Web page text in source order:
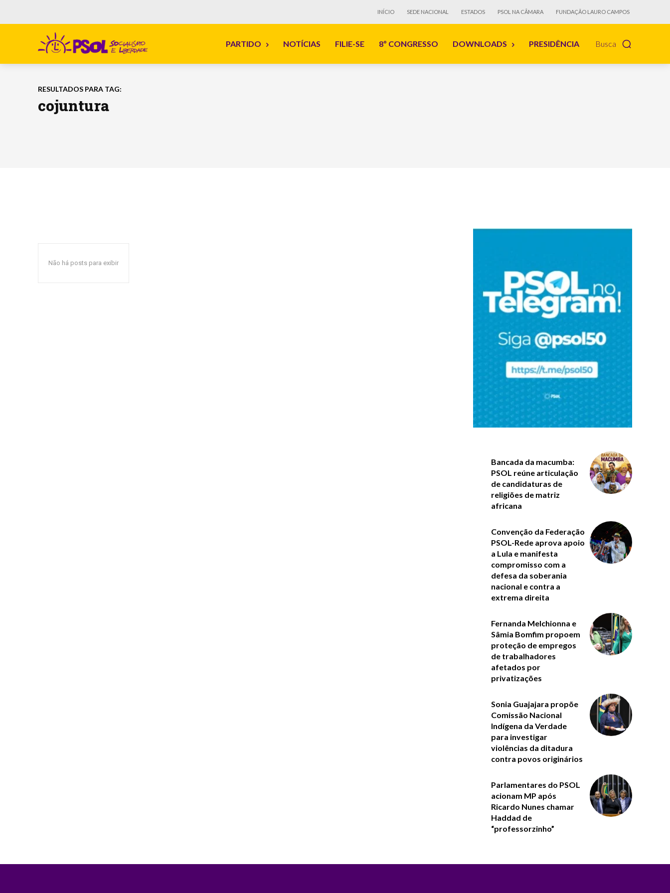
INÍCIO SEDE NACIONAL ESTADOS PSOL NA CÂMARA FUNDAÇÃO LAURO CAMPOS
Busca
PARTIDO NOTÍCIAS FILIE-SE 8º CONGRESSO DOWNLOADS PRESIDÊNCIA
RESULTADOS PARA TAG:
cojuntura
Não há posts para exibir
Bancada da macumba:
PSOL reúne articulação
de candidaturas de
religiões de matriz
africana
Convenção da Federação
PSOL-Rede aprova apoio
a Lula e manifesta
compromisso com a
defesa da soberania
nacional e contra a
extrema direita
Fernanda Melchionna e
Sâmia Bomfim propoem
proteção de empregos
de trabalhadores
afetados por
privatizações
Sonia Guajajara propõe
Comissão Nacional
Indígena da Verdade
para investigar
violências da ditadura
contra povos originários
Parlamentares do PSOL
acionam MP após
Ricardo Nunes chamar
Haddad de
“professorzinho”